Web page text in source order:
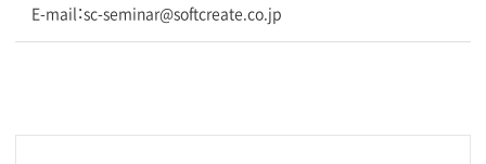
E-mail：sc-seminar@softcreate.co.jp